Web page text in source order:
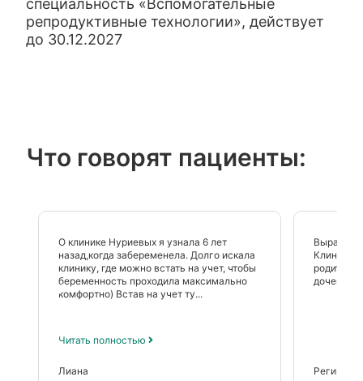
специальность «Вспомогательные
репродуктивные технологии», действует
до 30.12.2027
Что говорят пациенты:
О клинике Нуриевых я узнала 6 лет
назад,когда забеременела. Долго искала
клинику, где можно встать на учет, чтобы
беременность проходила максимально
комфортно) Встав на учет ту...
Читать полностью
Лиана
Клинике
доченька)
Регина